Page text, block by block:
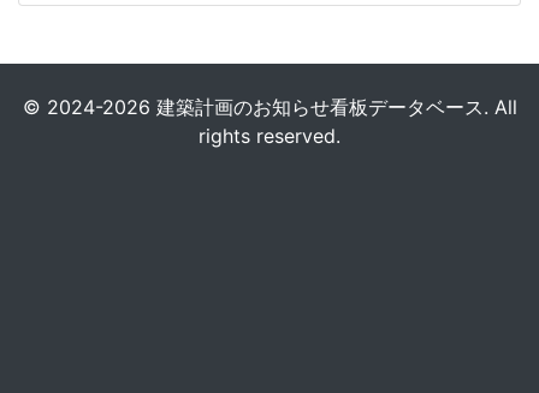
© 2024-2026 建築計画のお知らせ看板データベース. All
rights reserved.